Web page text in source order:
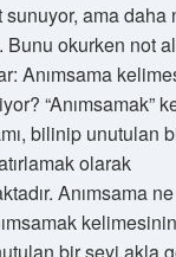
sunuyor, ama daha
okurken not
Anımsama
“Anımsamak”
bilinip unutulan
olarak
Anımsama